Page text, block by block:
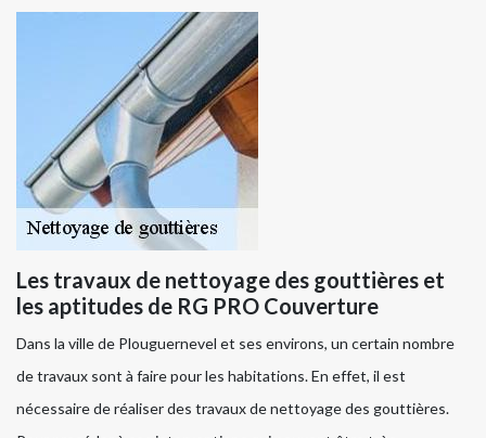
Les travaux de nettoyage des gouttières et
les aptitudes de RG PRO Couverture
Dans la ville de Plouguernevel et ses environs, un certain nombre
de travaux sont à faire pour les habitations. En effet, il est
nécessaire de réaliser des travaux de nettoyage des gouttières.